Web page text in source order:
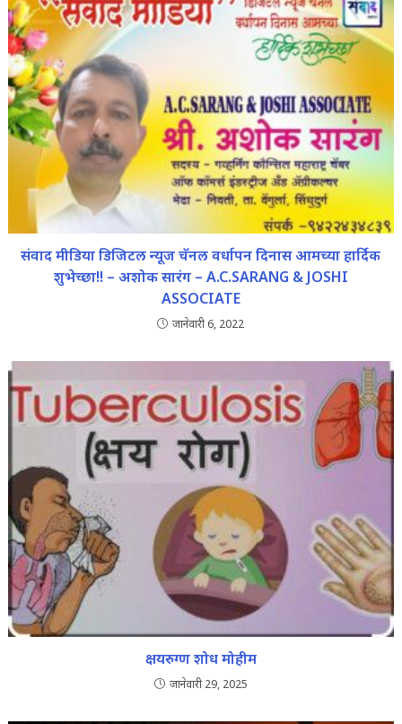
संवाद मीडिया डिजिटल न्यूज चॅनल वर्धापन दिनास आमच्या हार्दिक
शुभेच्छा!! – अशोक सारंग – A.C.SARANG & JOSHI
ASSOCIATE
जानेवारी 6, 2022
क्षयरुग्ण शोध मोहीम
जानेवारी 29, 2025